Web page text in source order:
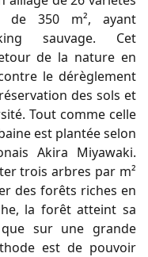
de 350 m², ayant
sauvage. Cet
de la nature en
le dérèglement
des sols et
Tout comme celle
est plantée selon
Akira Miyawaki.
trois arbres par m²
des forêts riches en
la forêt atteint sa
sur une grande
est de pouvoir